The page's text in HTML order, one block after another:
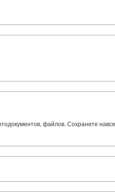
файлов. Сохраните